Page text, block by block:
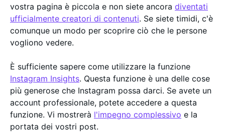
vostra pagina è piccola e non siete ancora diventati
ufficialmente creatori di contenuti. Se siete timidi, c'è
comunque un modo per scoprire ciò che le persone
vogliono vedere.
È sufficiente sapere come utilizzare la funzione
Instagram Insights. Questa funzione è una delle cose
più generose che Instagram possa darci. Se avete un
account professionale, potete accedere a questa
funzione. Vi mostrerà l'impegno complessivo e la
portata dei vostri post.